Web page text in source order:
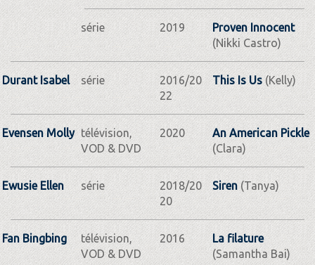
série 2019
Proven Innocent
(Nikki Castro)
Durant Isabel série
2016/20
22
This Is Us(Kelly)
Evensen Molly télévision,
VOD & DVD
2020
An American Pickle
(Clara)
Ewusie Ellen série
2018/20
20
Siren(Tanya)
Fan Bingbing
télévision,
VOD & DVD
2016
La filature
(Samantha Bai)